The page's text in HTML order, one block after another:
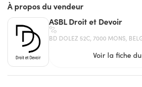
À propos du vendeur
ASBL Droit et Devoir
BD DOLEZ 52C, 7000 MONS,
Voir la fiche